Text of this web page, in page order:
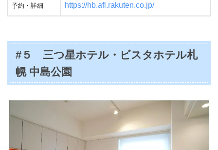
予約・詳細 https://hb.afl.rakuten.co.jp/
#５ 三つ星ホテル・ビスタホテル札
幌 中島公園